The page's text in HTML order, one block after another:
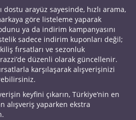
dostu arayüz sayesinde, hızlı arama,
göre listeleme yaparak
ya da indirim kampanyasını
sadece indirim kuponları değil;
fırsatları ve sezonluk
düzenli olarak güncellenir.
karşılaşarak alışverişinizi
keyfini çıkarın, Türkiye’nin en
alışveriş yaparken ekstra